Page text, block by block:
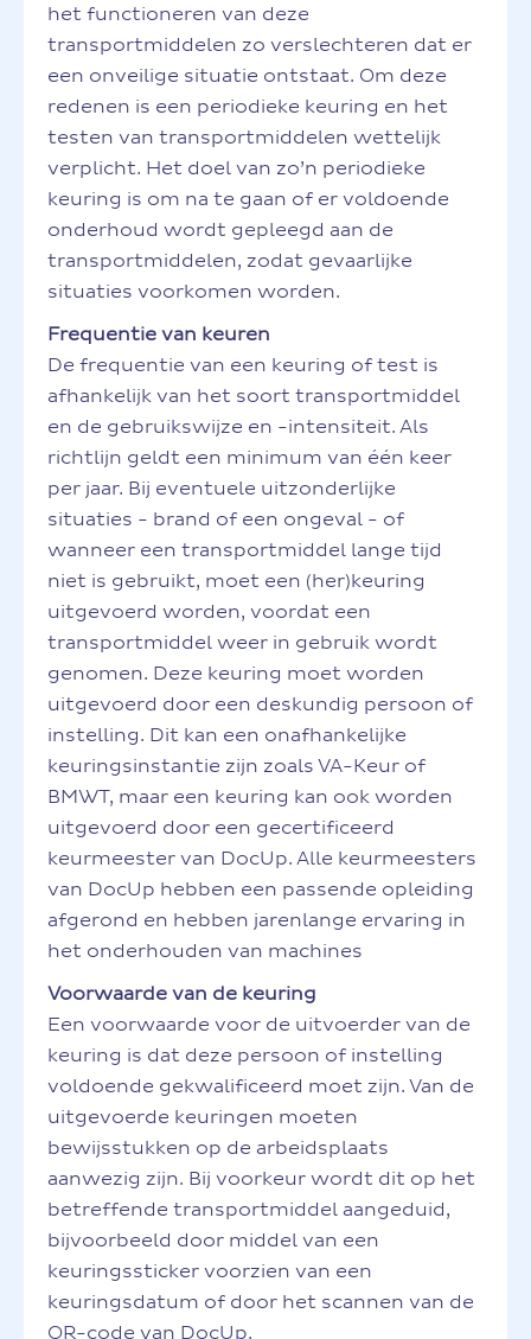
het functioneren van deze
transportmiddelen zo verslechteren dat er
een onveilige situatie ontstaat. Om deze
redenen is een periodieke keuring en het
testen van transportmiddelen wettelijk
verplicht. Het doel van zo’n periodieke
keuring is om na te gaan of er voldoende
onderhoud wordt gepleegd aan de
transportmiddelen, zodat gevaarlijke
situaties voorkomen worden.
Frequentie van keuren
De frequentie van een keuring of test is
afhankelijk van het soort transportmiddel
en de gebruikswijze en -intensiteit. Als
richtlijn geldt een minimum van één keer
per jaar. Bij eventuele uitzonderlijke
situaties - brand of een ongeval - of
wanneer een transportmiddel lange tijd
niet is gebruikt, moet een (her)keuring
uitgevoerd worden, voordat een
transportmiddel weer in gebruik wordt
genomen. Deze keuring moet worden
uitgevoerd door een deskundig persoon of
instelling. Dit kan een onafhankelijke
keuringsinstantie zijn zoals VA-Keur of
BMWT, maar een keuring kan ook worden
uitgevoerd door een gecertificeerd
keurmeester van DocUp. Alle keurmeesters
van DocUp hebben een passende opleiding
afgerond en hebben jarenlange ervaring in
het onderhouden van machines
Voorwaarde van de keuring
Een voorwaarde voor de uitvoerder van de
keuring is dat deze persoon of instelling
voldoende gekwalificeerd moet zijn. Van de
uitgevoerde keuringen moeten
bewijsstukken op de arbeidsplaats
aanwezig zijn. Bij voorkeur wordt dit op het
betreffende transportmiddel aangeduid,
bijvoorbeeld door middel van een
keuringssticker voorzien van een
keuringsdatum of door het scannen van de
QR-code van DocUp.